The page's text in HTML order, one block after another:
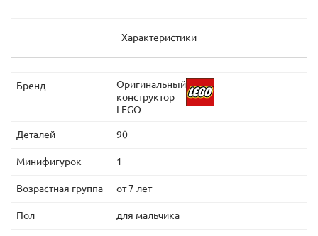
Характеристики
Бренд
Оригинальный
конструктор
LEGO
Деталей 90
Минифигурок 1
Возрастная группа от 7 лет
Пол для мальчика